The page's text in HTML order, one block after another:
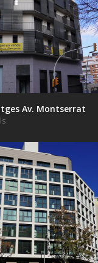
Av. Montserrat